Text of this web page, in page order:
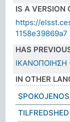
IS A VERSION
https://
1158e39869a7
HAS
ΙΚΑΝΟΠΟΙΗΣΗ
IN OTHER
TILFREDSHED